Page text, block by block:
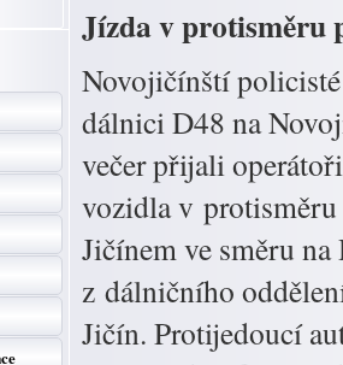
Jízda v protisměru
Novojičínští
dálnici D48 na
večer přijali
vozidla v
Jičínem ve směru
z dálničního
Jičín. Protijedoucí